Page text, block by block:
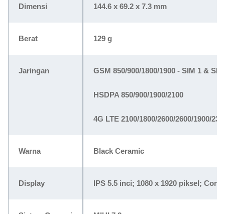
Dimensi 144.6 x 69.2 x 7.3 mm
Berat 129 g
Jaringan GSM 850/900/1800/1900 - SIM 1 &
HSDPA 850/900/1900/2100
4G LTE 2100/1800/2600/2600/1900/
Warna Black Ceramic
Display IPS 5.5 inci; 1080 x 1920 piksel;